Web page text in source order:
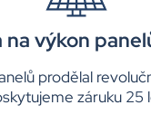
na výkon
prodělal
záruku 25